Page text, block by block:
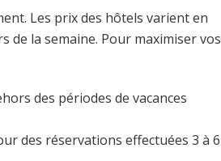
Les prix des hôtels varient en
de la semaine. Pour maximiser vos
des périodes de vacances
des réservations effectuées 3 à 6